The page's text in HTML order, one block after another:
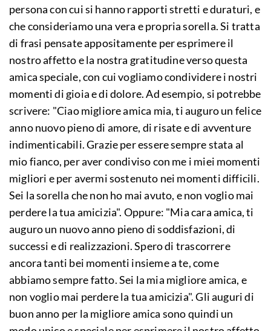
persona con cui si hanno rapporti stretti e duraturi, e
che consideriamo una vera e propria sorella. Si tratta
di frasi pensate appositamente per esprimere il
nostro affetto e la nostra gratitudine verso questa
amica speciale, con cui vogliamo condividere i nostri
momenti di gioia e di dolore. Ad esempio, si potrebbe
scrivere: "Ciao migliore amica mia, ti auguro un felice
anno nuovo pieno di amore, di risate e di avventure
indimenticabili. Grazie per essere sempre stata al
mio fianco, per aver condiviso con me i miei momenti
migliori e per avermi sostenuto nei momenti difficili.
Sei la sorella che non ho mai avuto, e non voglio mai
perdere la tua amicizia". Oppure: "Mia cara amica, ti
auguro un nuovo anno pieno di soddisfazioni, di
successi e di realizzazioni. Spero di trascorrere
ancora tanti bei momenti insieme a te, come
abbiamo sempre fatto. Sei la mia migliore amica, e
non voglio mai perdere la tua amicizia". Gli auguri di
buon anno per la migliore amica sono quindi un